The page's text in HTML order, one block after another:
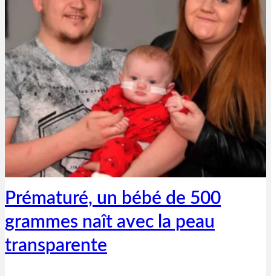
Thibaut Parent
7 avril 2019
Prématuré, un bébé de 500
grammes naît avec la peau
transparente